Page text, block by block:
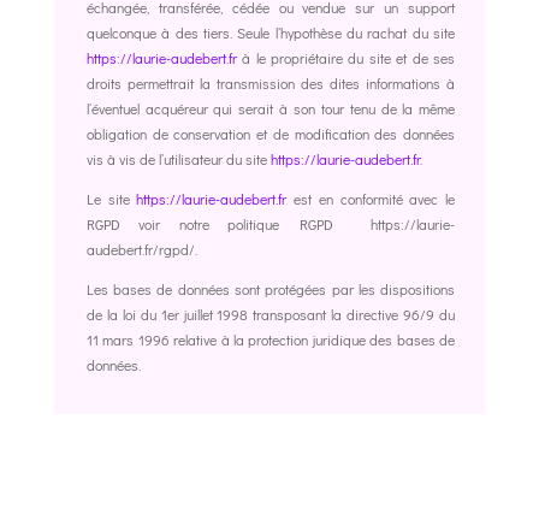
échangée, transférée, cédée ou vendue sur un support
quelconque à des tiers. Seule l’hypothèse du rachat du site
https://laurie-audebert.frà le propriétaire du site et de ses
droits permettrait la transmission des dites informations à
l’éventuel acquéreur qui serait à son tour tenu de la même
obligation de conservation et de modification des données
vis à vis de l’utilisateur du sitehttps://laurie-audebert.fr.
Le sitehttps://laurie-audebert.frest en conformité avec le
RGPD voir notre politique RGPD https://laurie-
audebert.fr/rgpd/.
Les bases de données sont protégées par les dispositions
de la loi du 1er juillet 1998 transposant la directive 96/9 du
11 mars 1996 relative à la protection juridique des bases de
données.